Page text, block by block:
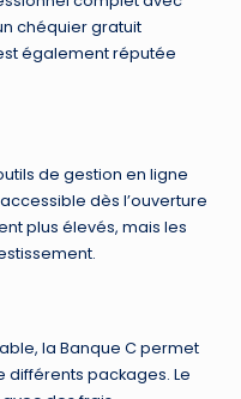
chéquier gratuit
également réputée
de gestion en ligne
dès l’ouverture
plus élevés, mais les
la Banque C permet
différents packages. Le